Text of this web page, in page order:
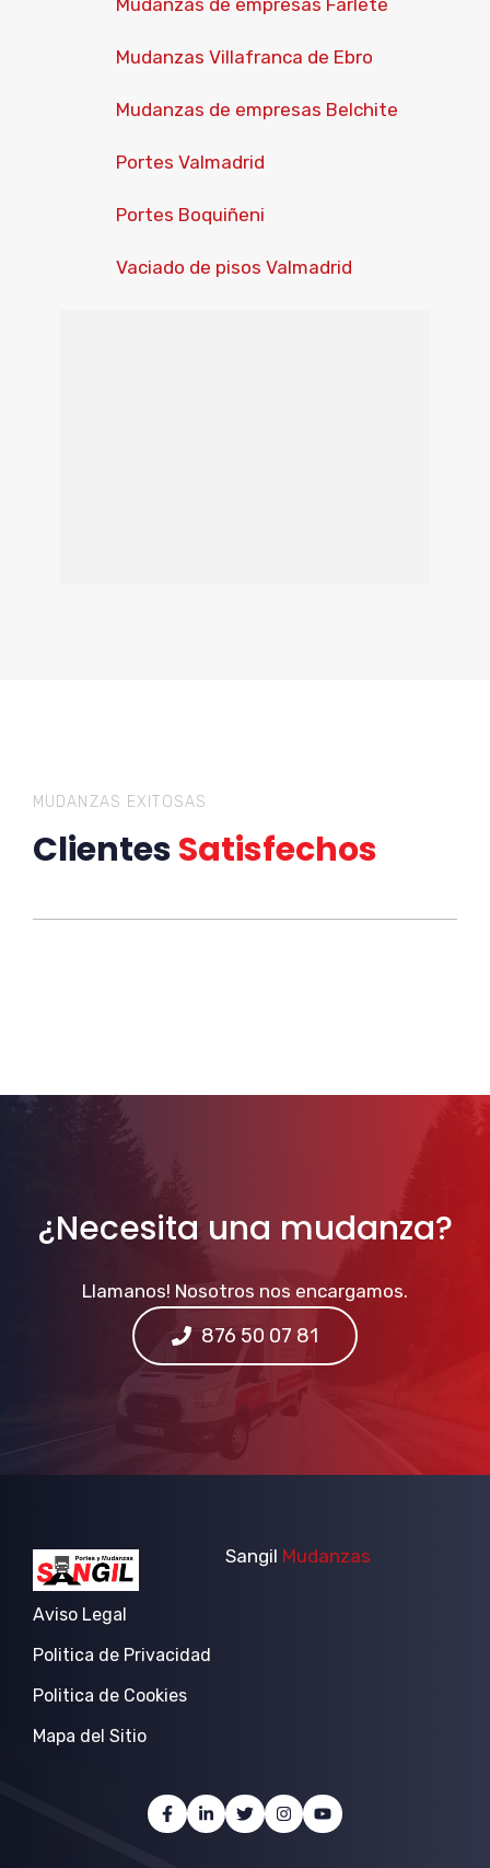
Mudanzas Villafranca de Ebro
Mudanzas de empresas Belchite
Portes Valmadrid
Portes Boquiñeni
Vaciado de pisos Valmadrid
MUDANZAS EXITOSAS
ClientesSatisfechos
¿Necesita una mudanza?
Llamanos! Nosotros nos encargamos.
876 50 07 81
Sangil Mudanzas
Aviso Legal
Politica de Privacidad
Politica de Cookies
Mapa del Sitio